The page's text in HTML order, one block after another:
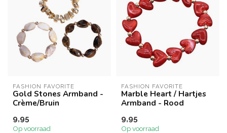
FASHION FAVORITE
Gold Stones Armband -
Crème/Bruin
9,95
Op voorraad
FASHION FAVORITE
Marble Heart / Hartjes
Armband - Rood
9,95
Op voorraad